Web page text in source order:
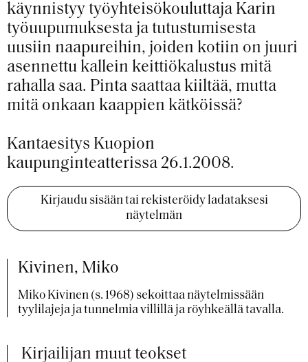
käynnistyy työyhteisökouluttaja Karin
työuupumuksesta ja tutustumisesta
uusiin naapureihin, joiden kotiin on juuri
asennettu kallein keittiökalustus mitä
rahalla saa. Pinta saattaa kiiltää, mutta
mitä onkaan kaappien kätköissä?
Kantaesitys Kuopion
kaupunginteatterissa 26.1.2008.
Kirjaudu sisään tai rekisteröidy ladataksesi
näytelmän
Kivinen, Miko
Miko Kivinen (s. 1968) sekoittaa näytelmissään
tyylilajeja ja tunnelmia villillä ja röyhkeällä tavalla.
Kirjailijan muut teokset